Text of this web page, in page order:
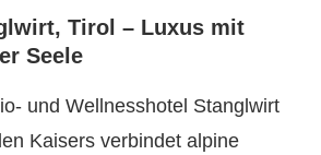
Tirol – Luxus mit
Seele
und Wellnesshotel Stanglwirt
Kaisers verbindet alpine